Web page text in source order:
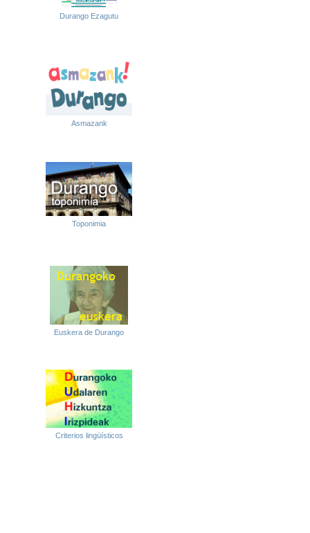
Durango Ezagutu
Asmazank
Toponimia
Euskera de Durango
Criterios lingüísticos